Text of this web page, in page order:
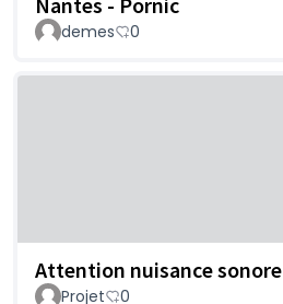
demes 0
Attention nuisance sonore
Projet 0